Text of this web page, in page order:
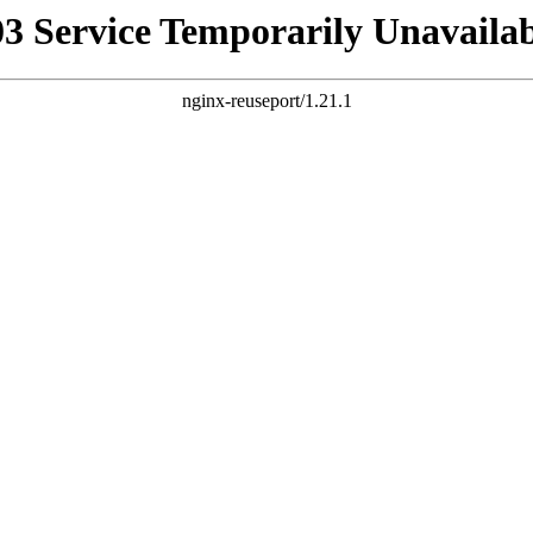
Service Temporarily
nginx-reuseport/1.21.1